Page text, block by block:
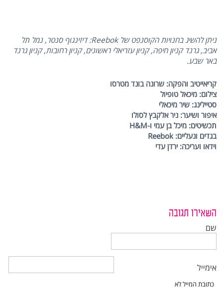
ניתן להשיג בחנויות הקוסנפט של Reebok: דיזינגוף סנטר, נמל תל
אביב, גרנד קניון חיפה, קניון עזריאלי ראשונים, קניון רחובות, קניון גרנד
באר שבע.
קריאייטיב והפקה: שרונה בונד מטרסו
צילום: מיכאל טופיול
סטיילינג: שיר מיכאלי
איפור ושיער: ניר אלקבץ לסולו
תכשיטים: מיכל בן עמי ו-H&M
בגדים ונעליים: Reebok
וידאו ועריכה: ירדן עדי
השאירו תגובה
שם
אימייל